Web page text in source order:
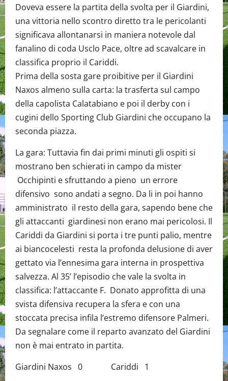
Doveva essere la partita della svolta per il Giardini,
una vittoria nello scontro diretto tra le pericolanti
significava allontanarsi in maniera notevole dal
fanalino di coda Usclo Pace, oltre ad scavalcare in
classifica proprio il Cariddi.
Prima della sosta gare proibitive per il Giardini
Naxos almeno sulla carta: la trasferta sul campo
della capolista Calatabiano e poi il derby con i
cugini dello Sporting Club Giardini che occupano la
seconda piazza.
La gara: Tuttavia fin dai primi minuti gli ospiti si
mostrano ben schierati in campo da mister
Occhipinti e sfruttando a pieno un errore
difensivo sono andati a segno. Da li in poi hanno
amministrato il resto della gara, sapendo bene che
gli attaccanti giardinesi non erano mai pericolosi. Il
Cariddi da Giardini si porta i tre punti palio, mentre
ai biancocelesti resta la profonda delusione di aver
gettato via l’ennesima gara interna in prospettiva
salvezza. Al 35’ l’episodio che vale la svolta in
classifica: l’attaccante F. Donato approfitta di una
svista difensiva recupera la sfera e con una
stoccata precisa infila l’estremo difensore Palmeri.
Da segnalare come il reparto avanzato del Giardini
non è mai entrato in partita.
Giardini Naxos 0 Cariddi 1